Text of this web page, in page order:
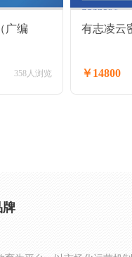
广编
358人浏览
有志凌云
￥14800